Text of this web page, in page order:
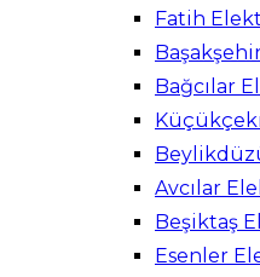
Fatih
Bağcılar
Avcılar
Beşiktaş
Esenler